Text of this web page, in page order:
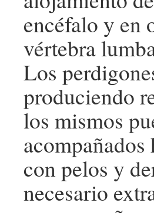
encéfalo y en
vértebra
Los
produciendo
los mismos
con pelos y
necesario